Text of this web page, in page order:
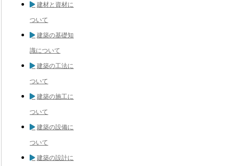
建材と資材に
ついて
建築の基礎知
識について
建築の工法に
ついて
建築の施工に
ついて
建築の設備に
ついて
建築の設計に